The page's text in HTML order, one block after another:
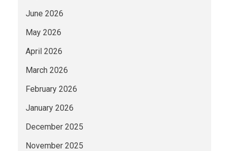
June 2026
May 2026
April 2026
March 2026
February 2026
January 2026
December 2025
November 2025